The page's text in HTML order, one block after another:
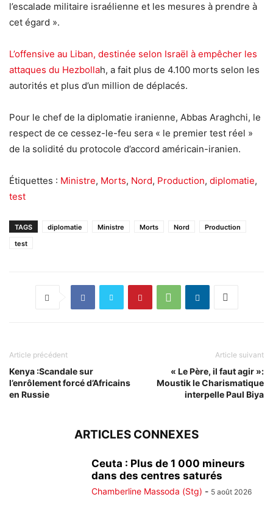
l’escalade militaire israélienne et les mesures à prendre à
cet égard ».
L’offensive au Liban, destinée selon Israël à empêcher les
attaques du Hezbollah, a fait plus de 4.100 morts selon les
autorités et plus d’un million de déplacés.
Pour le chef de la diplomatie iranienne, Abbas Araghchi, le
respect de ce cessez-le-feu sera « le premier test réel »
de la solidité du protocole d’accord américain-iranien.
Étiquettes : Ministre, Morts, Nord, Production, diplomatie,
test
TAGS diplomatie Ministre Morts Nord
Production
test
Article précédent
Kenya :Scandale sur
l’enrôlement forcé d’Africains
en Russie
Article suivant
« Le Père, il faut agir »:
Moustik le Charismatique
interpelle Paul Biya
ARTICLES CONNEXES
Ceuta : Plus de 1 000 mineurs
dans des centres saturés
Chamberline Massoda (Stg) - 5 août 2026